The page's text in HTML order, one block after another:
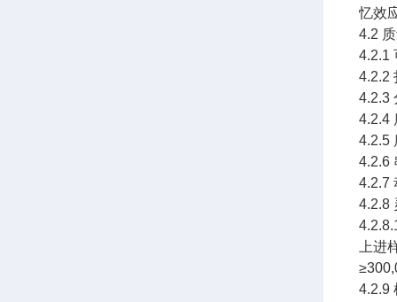
忆效
4.2
4.2.1
4.2.2
4.2.3
4.2.4
4.2.5
4.2.6
4.2.7
4.2.8
上
4.2.9